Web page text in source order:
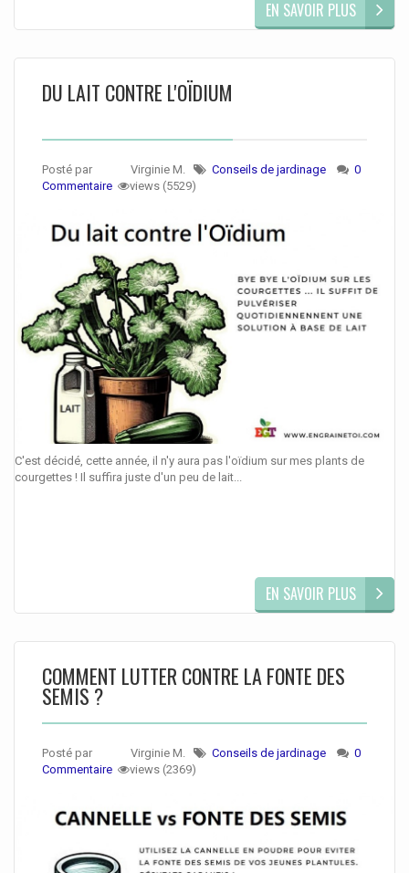
EN SAVOIR PLUS
DU LAIT CONTRE L'OÏDIUM
Posté par Virginie M. Conseils de jardinage
0
Commentaire
views (5529)
C'est décidé, cette année, il n'y aura pas l'oïdium sur mes plants de
courgettes ! Il suffira juste d'un peu de lait...
EN SAVOIR PLUS
COMMENT LUTTER CONTRE LA FONTE DES
SEMIS ?
Posté par Virginie M. Conseils de jardinage
0
Commentaire
views (2369)